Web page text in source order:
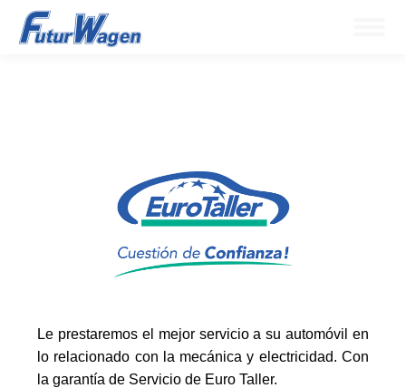
Le prestaremos el mejor servicio a su automóvil en
lo relacionado con la mecánica y electricidad. Con
la garantía de Servicio de Euro Taller.